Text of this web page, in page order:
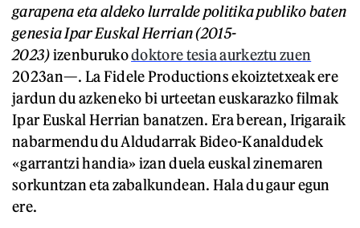
garapena eta aldeko lurralde politika publiko baten
genesia Ipar Euskal Herrian (2015-
2023)izenburukodoktore tesia aurkeztu zuen
2023an—. La Fidele Productions ekoiztetxeak ere
jardun du azkeneko bi urteetan euskarazko filmak
Ipar Euskal Herrian banatzen. Era berean, Irigaraik
nabarmendu du Aldudarrak Bideo-Kanaldudek
«garrantzi handia» izan duela euskal zinemaren
sorkuntzan eta zabalkundean. Hala du gaur egun
ere.